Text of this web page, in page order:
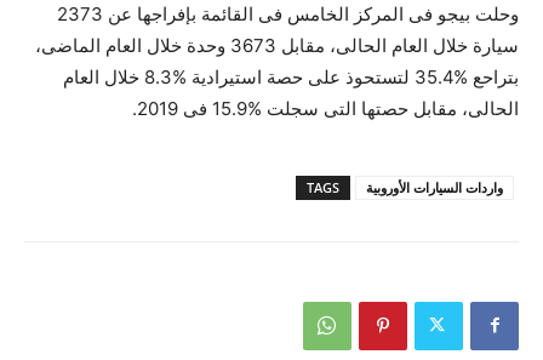
وحلت بيجو فى المركز الخامس فى القائمة بإفراجها عن 2373
سيارة خلال العام الحالى، مقابل 3673 وحدة خلال العام الماضى،
بتراحع %35.4 لتستحوذ على حصة استيرادية %8.3 خلال العام
الحالى، مقابل حصتها التى سجلت %15.9 فى 2019.
TAGS واردات السيارات الأوروبية